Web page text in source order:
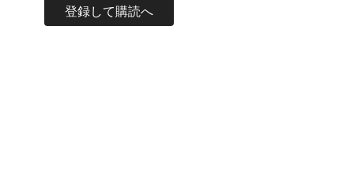
登録して購読へ